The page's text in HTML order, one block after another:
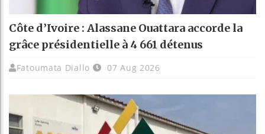
Côte d’Ivoire : Alassane Ouattara accorde la
grâce présidentielle à 4 661 détenus
Fatoumata Diallo 07 Aug 2026